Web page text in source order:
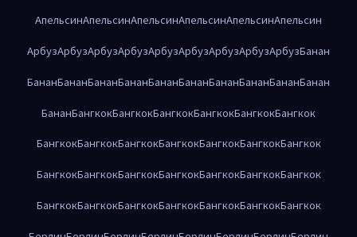
АпельсинАпельсинАпельсинАпельсинАпельсинАпельсин
АрбузАрбузАрбузАрбузАрбузАрбузАрбузАрбузАрбузБанан
БананБананБананБананБананБананБананБананБананБанан
БананБангкокБангкокБангкокБангкокБангкокБангкок
БангкокБангкокБангкокБангкокБангкокБангкокБангкок
БангкокБангкокБангкокБангкокБангкокБангкокБангкок
БангкокБангкокБангкокБангкокБангкокБангкокБангкок